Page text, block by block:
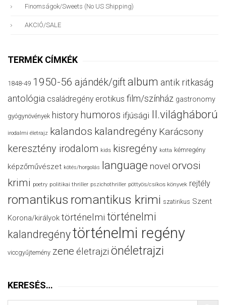
Finomságok/sweets (no US Shipping)
AKCIÓ/SALE
TERMÉK CÍMKÉK
1848-49 1950-56 ajándék/giftalbum antik ritkaság
antológia családregény erotikus film/színház gastronomy
gyógynövények history humoros ifjúsági II.világháború
irodalmi életrajz kalandos kalandregény Karácsony
keresztény irodalom kids kisregény kotta kémregény
képzőművészet kötés/horgolás language novel orvosi
krimi poetry politikai thriller pszichothriller pöttyös/csíkos könyvek rejtély
romantikus romantikus krimi szatirikus Szent
Korona/királyok történelmi történelmi
kalandregénytörténelmi regény
viccgyűjtemény zene életrajzi önéletrajzi
KERESÉS…